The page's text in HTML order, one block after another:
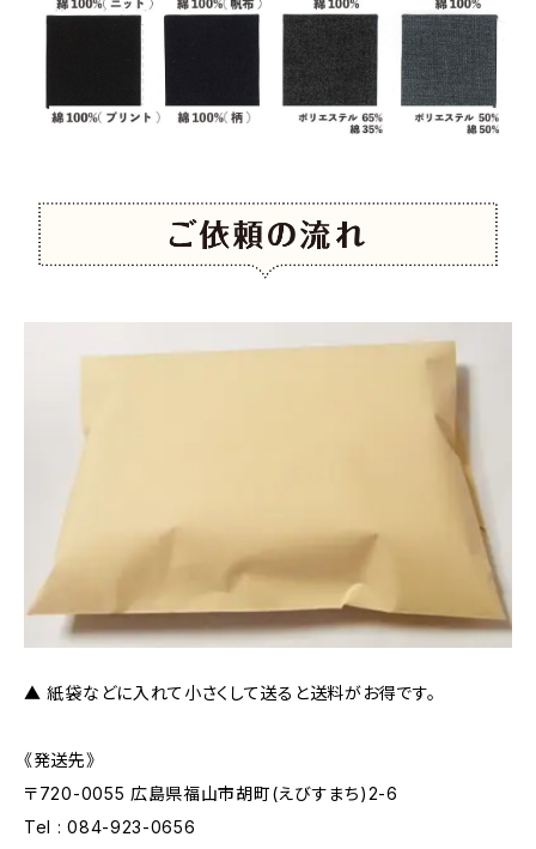
▲ 紙袋などに入れて小さくして送ると送料がお得です。
《発送先》
〒720-0055 広島県福山市胡町(えびすまち)2-6
Tel : 084-923-0656